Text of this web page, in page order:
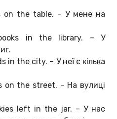
on the table. – У мене на
in the library. – У
the city. – У неї є кілька
on the street. – На вулиці
left in the jar. – У нас